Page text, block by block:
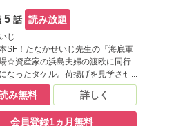
5話 読み放題
じ
SF！たなかせいじ先生の『海底軍
☆資産家の浜島夫婦の渡欧に同行
なったタケル。荷揚げを見学させ
いたタケルは、荷物として運ばれ
中に女性が閉じ込められているの
迫力ある構図が必見のおすすめ作
み無料 詳しく
会員登録1ヵ月無料